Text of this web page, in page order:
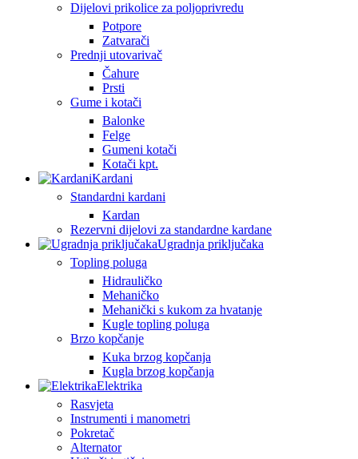
Dijelovi prikolice za poljoprivredu
Potpore
Zatvarači
Prednji utovarivač
Čahure
Prsti
Gume i kotači
Balonke
Felge
Gumeni kotači
Kotači kpt.
Kardani
Standardni kardani
Kardan
Rezervni dijelovi za standardne kardane
Ugradnja priključaka
Topling poluga
Hidrauličko
Mehaničko
Mehanički s kukom za hvatanje
Kugle topling poluga
Brzo kopčanje
Kuka brzog kopčanja
Kugla brzog kopčanja
Elektrika
Rasvjeta
Instrumenti i manometri
Pokretač
Alternator